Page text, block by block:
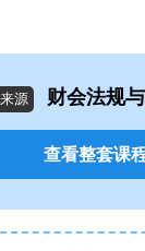
源 财会法规
查看整套课